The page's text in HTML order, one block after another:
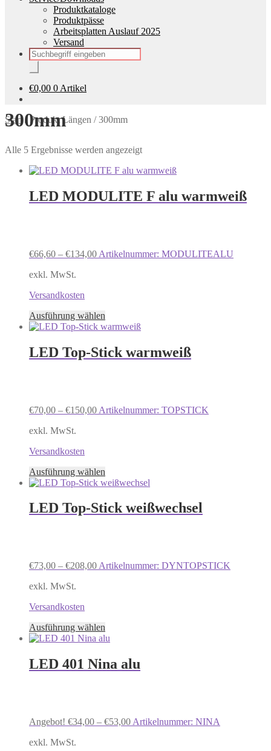
Produktkataloge
Produktpässe
Arbeitsplatten Auslauf 2025
Versand
Products
search
€0,00 0 Artikel
Start/Produkt Längen /300mm
300mm
Alle 5 Ergebnisse werden angezeigt
LED MODULITE F alu warmweiß
€66,60 – €134,00 Artikelnummer: MODULITEALU
exkl. MwSt.
Versandkosten
Ausführung wählen
Produkt
mehrere
Varianten
auf
LED Top-Stick warmweiß
€70,00 – €150,00 Artikelnummer: TOPSTICK
exkl. MwSt.
Versandkosten
Ausführung wählen
Produkt
mehrere
Varianten
auf
LED Top-Stick weißwechsel
€73,00 – €208,00 Artikelnummer: DYNTOPSTICK
exkl. MwSt.
Versandkosten
Ausführung wählen
Produkt
mehrere
Varianten
auf
LED 401 Nina alu
Angebot! €34,00 – €53,00 Artikelnummer: NINA
exkl. MwSt.